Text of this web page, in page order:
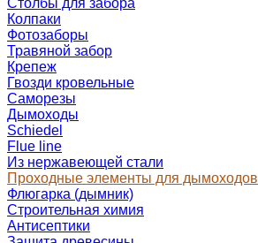
Столбы для забора
Колпаки
Фотозаборы
Травяной забор
Крепеж
Гвозди кровельные
Саморезы
Дымоходы
Schiedel
Flue line
Из нержавеющей стали
Проходные элементы для дымоходов
Флюгарка (дымник)
Строительная химия
Антисептики